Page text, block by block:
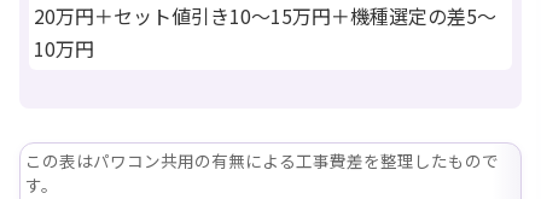
20万円＋セット値引き10〜15万円＋機種選定の差5〜
10万円
この表はパワコン共用の有無による工事費差を整理したもので
す。